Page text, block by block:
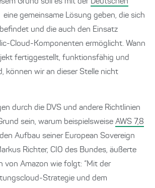
eine gemeinsame Lösung geben, die sich
und die auch den Einsatz
Cloud-Komponenten ermöglicht. Wann
fertiggestellt, funktionsfähig und
können wir an dieser Stelle nicht
durch die DVS und andere Richtlinien
sein, warum beispielsweise AWS 7,8
Aufbau seiner European Sovereign
Richter, CIO des Bundes, äußerte
von Amazon wie folgt: “Mit der
Strategie und dem